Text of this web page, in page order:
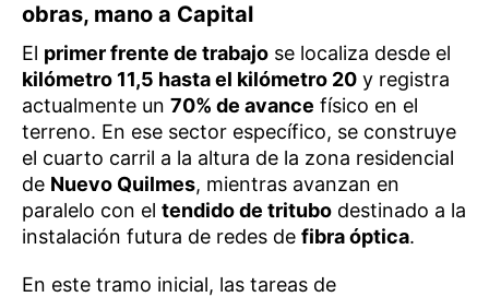
obras, mano a Capital
El primer frente de trabajo se localiza desde el
kilómetro 11,5 hasta el kilómetro 20 y registra
actualmente un 70% de avance físico en el
terreno. En ese sector específico, se construye
el cuarto carril a la altura de la zona residencial
de Nuevo Quilmes, mientras avanzan en
paralelo con el tendido de tritubo destinado a la
instalación futura de redes de fibra óptica.
En este tramo inicial, las tareas de